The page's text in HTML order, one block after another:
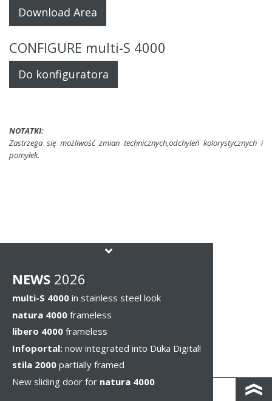
Download Area
CONFIGURE multi-S 4000
Do konfiguratora
NOTATKI:
Zastrzega się możliwość zmian technicznych,odchyleń kolorystycznych i
pomyłek.
NEWS 2026
multi-S 4000 in stainless steel look
natura 4000 frameless
libero 4000 frameless
Infoportal: now integrated into Duka Digital!
stila 2000 partially framed
New sliding door for natura 4000